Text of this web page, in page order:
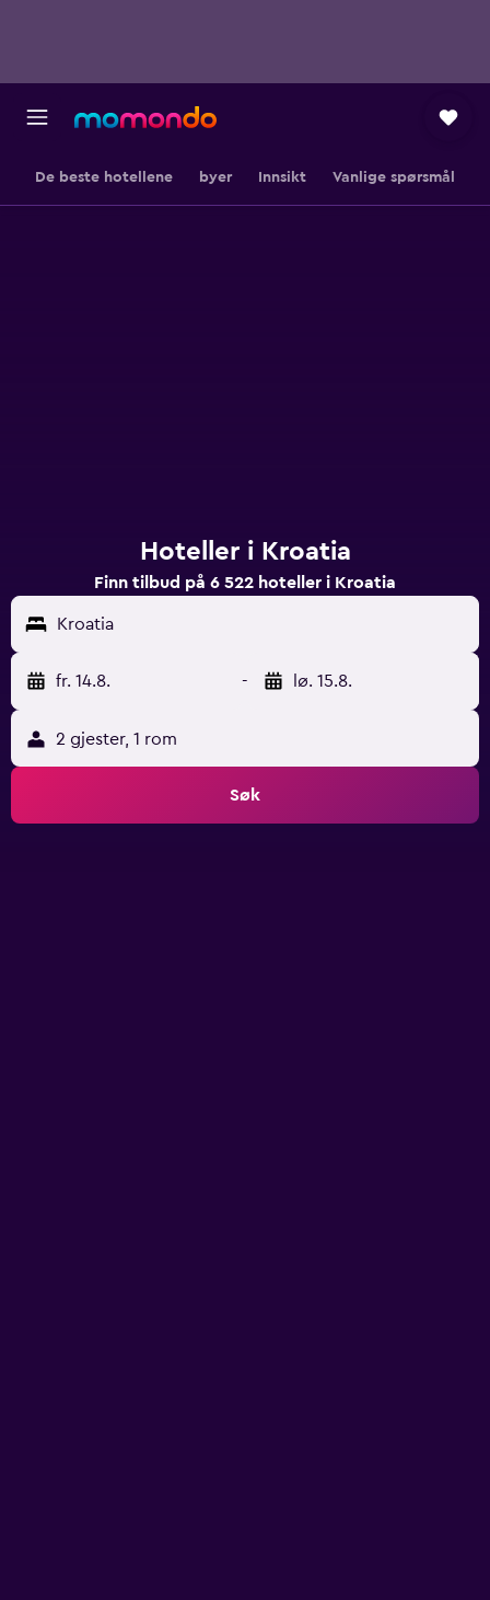
De beste hotellene byer Innsikt Vanlige spørsmål
Hoteller i Kroatia
Finn tilbud på 6 522 hoteller i Kroatia
Kroatia
fr. 14.8. - lø. 15.8.
2 gjester, 1 rom
Søk